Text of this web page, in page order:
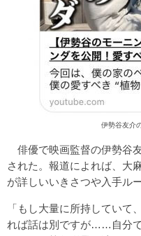
伊勢谷友介
俳優で映画監督の伊勢谷
された。報道によれば、大
が詳しいいきさつや入手ル
「もし大量に所持していて
れば話は別ですが……自分